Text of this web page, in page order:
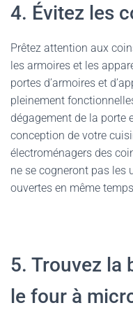
4. Évitez les
Prêtez attention aux
les armoires et les
portes d’armoires et
pleinement
dégagement de la porte
conception de votre
électroménagers des
ne se cogneront pas les
ouvertes en même
5. Trouvez la
le four à